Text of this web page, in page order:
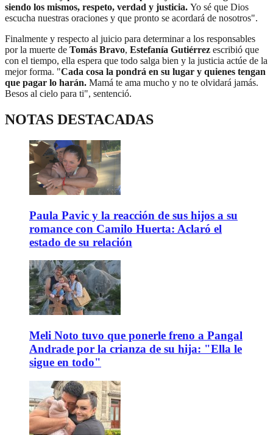
siendo los mismos, respeto, verdad y justicia. Yo sé que Dios
escucha nuestras oraciones y que pronto se acordará de nosotros".
Finalmente y respecto al juicio para determinar a los responsables
por la muerte de Tomás Bravo, Estefanía Gutiérrez escribió que
con el tiempo, ella espera que todo salga bien y la justicia actúe de la
mejor forma. "Cada cosa la pondrá en su lugar y quienes tengan
que pagar lo harán. Mamá te ama mucho y no te olvidará jamás.
Besos al cielo para ti", sentenció.
NOTAS DESTACADAS
Paula Pavic y la reacción de sus hijos a su
romance con Camilo Huerta: Aclaró el
estado de su relación
Meli Noto tuvo que ponerle freno a Pangal
Andrade por la crianza de su hija: "Ella le
sigue en todo"